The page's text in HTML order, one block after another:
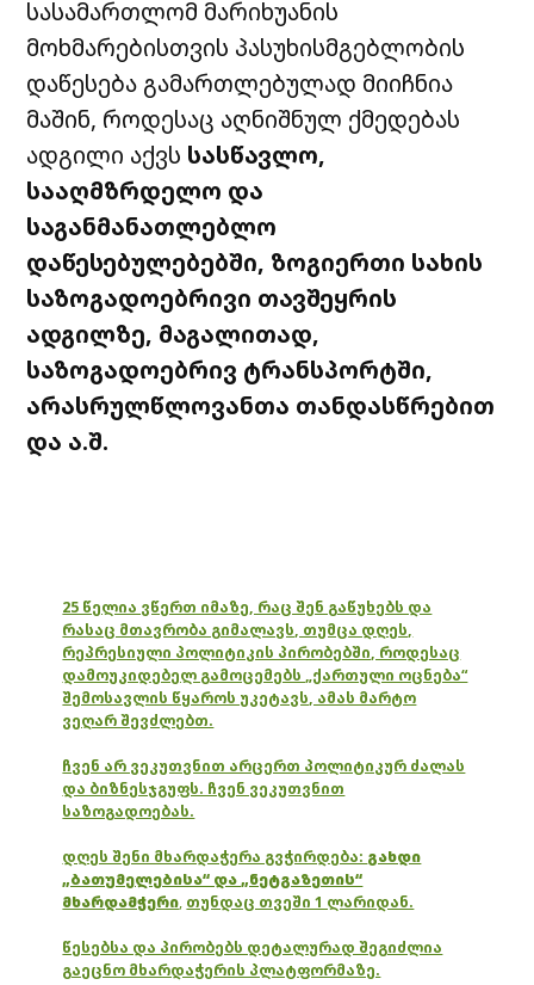
სასამართლომ მარიხუანის
მოხმარებისთვის პასუხისმგებლობის
დაწესება გამართლებულად მიიჩნია
მაშინ, როდესაც აღნიშნულ ქმედებას
ადგილი აქვს სასწავლო,
სააღმზრდელო და
საგანმანათლებლო
დაწესებულებებში, ზოგიერთი სახის
საზოგადოებრივი თავშეყრის
ადგილზე, მაგალითად,
საზოგადოებრივ ტრანსპორტში,
არასრულწლოვანთა თანდასწრებით
და ა.შ.
25 წელია ვწერთ იმაზე, რაც შენ გაწუხებს და
რასაც მთავრობა გიმალავს, თუმცა დღეს,
რეპრესიული პოლიტიკის პირობებში, როდესაც
დამოუკიდებელ გამოცემებს „ქართული ოცნება“
შემოსავლის წყაროს უკეტავს, ამას მარტო
ვეღარ შევძლებთ.
ჩვენ არ ვეკუთვნით არცერთ პოლიტიკურ ძალას
და ბიზნესჯგუფს. ჩვენ ვეკუთვნით
საზოგადოებას.
დღეს შენი მხარდაჭერა გვჭირდება: გახდი
„ბათუმელებისა“ და „ნეტგაზეთის“
მხარდამჭერი, თუნდაც თვეში 1 ლარიდან.
წესებსა და პირობებს დეტალურად შეგიძლია
გაეცნო მხარდაჭერის პლატფორმაზე.